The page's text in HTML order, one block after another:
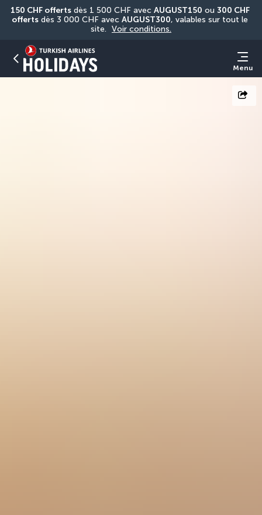
150 CHF offerts dès 1 500 CHF avec AUGUST150 ou 300 CHF
offerts dès 3 000 CHF avec AUGUST300, valables sur tout le
site. Voir conditions.
Menu